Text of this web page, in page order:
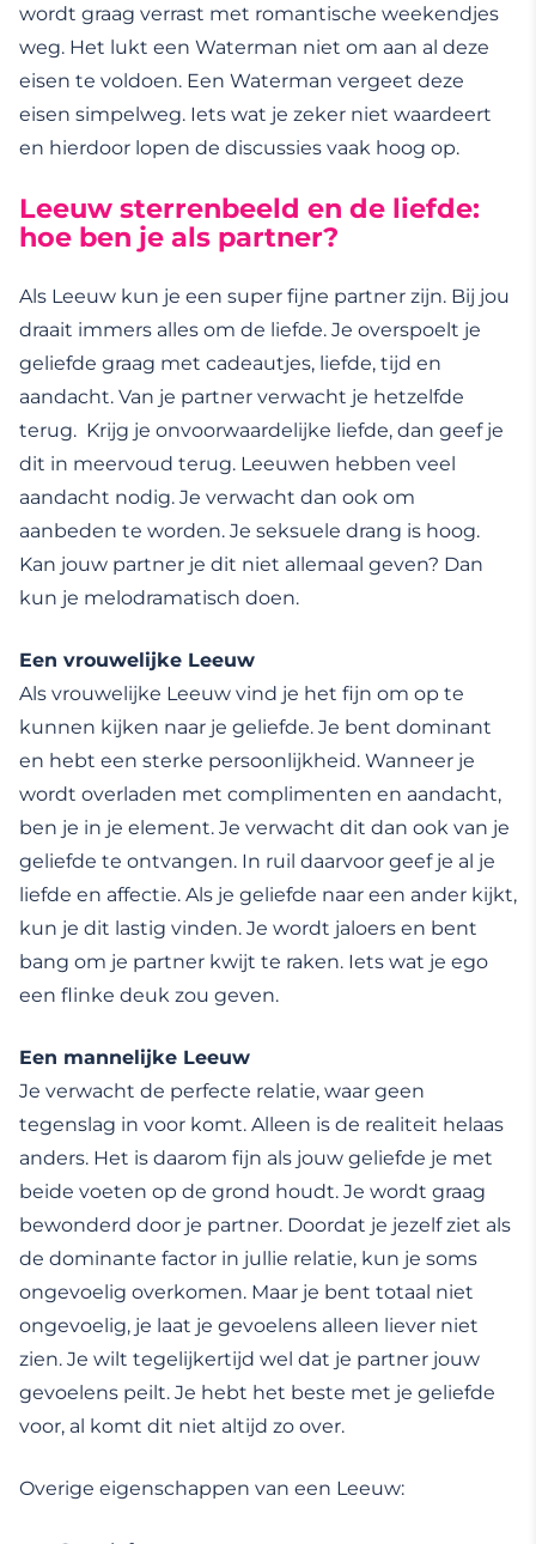
wordt graag verrast met romantische weekendjes
weg. Het lukt een Waterman niet om aan al deze
eisen te voldoen. Een Waterman vergeet deze
eisen simpelweg. Iets wat je zeker niet waardeert
en hierdoor lopen de discussies vaak hoog op.
Leeuw sterrenbeeld en de liefde:
hoe ben je als partner?
Als Leeuw kun je een super fijne partner zijn. Bij jou
draait immers alles om de liefde. Je overspoelt je
geliefde graag met cadeautjes, liefde, tijd en
aandacht. Van je partner verwacht je hetzelfde
terug. Krijg je onvoorwaardelijke liefde, dan geef je
dit in meervoud terug. Leeuwen hebben veel
aandacht nodig. Je verwacht dan ook om
aanbeden te worden. Je seksuele drang is hoog.
Kan jouw partner je dit niet allemaal geven? Dan
kun je melodramatisch doen.
Een vrouwelijke Leeuw
Als vrouwelijke Leeuw vind je het fijn om op te
kunnen kijken naar je geliefde. Je bent dominant
en hebt een sterke persoonlijkheid. Wanneer je
wordt overladen met complimenten en aandacht,
ben je in je element. Je verwacht dit dan ook van je
geliefde te ontvangen. In ruil daarvoor geef je al je
liefde en affectie. Als je geliefde naar een ander kijkt,
kun je dit lastig vinden. Je wordt jaloers en bent
bang om je partner kwijt te raken. Iets wat je ego
een flinke deuk zou geven.
Een mannelijke Leeuw
Je verwacht de perfecte relatie, waar geen
tegenslag in voor komt. Alleen is de realiteit helaas
anders. Het is daarom fijn als jouw geliefde je met
beide voeten op de grond houdt. Je wordt graag
bewonderd door je partner. Doordat je jezelf ziet als
de dominante factor in jullie relatie, kun je soms
ongevoelig overkomen. Maar je bent totaal niet
ongevoelig, je laat je gevoelens alleen liever niet
zien. Je wilt tegelijkertijd wel dat je partner jouw
gevoelens peilt. Je hebt het beste met je geliefde
voor, al komt dit niet altijd zo over.
Overige eigenschappen van een Leeuw: